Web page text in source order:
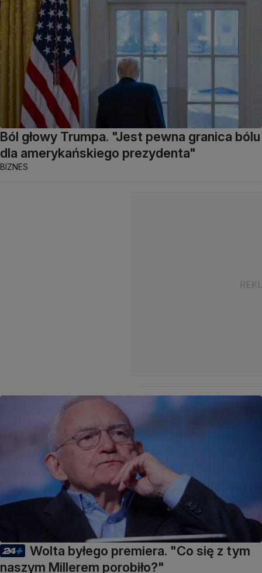
Ból głowy Trumpa. "Jest pewna granica bólu
dla amerykańskiego prezydenta"
BIZNES
Wolta byłego premiera. "Co się z tym
naszym Millerem porobiło?"